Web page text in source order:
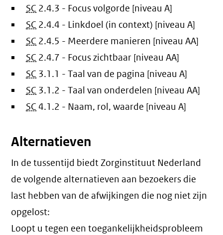
SC 2.4.3 - Focus volgorde [niveau A]
SC 2.4.4 - Linkdoel (in context) [niveau A]
SC 2.4.5 - Meerdere manieren [niveau AA]
SC 2.4.7 - Focus zichtbaar [niveau AA]
SC 3.1.1 - Taal van de pagina [niveau A]
SC 3.1.2 - Taal van onderdelen [niveau AA]
SC 4.1.2 - Naam, rol, waarde [niveau A]
Alternatieven
In de tussentijd biedt Zorginstituut Nederland
de volgende alternatieven aan bezoekers die
last hebben van de afwijkingen die nog niet zijn
opgelost:
Loopt u tegen een toegankelijkheidsprobleem